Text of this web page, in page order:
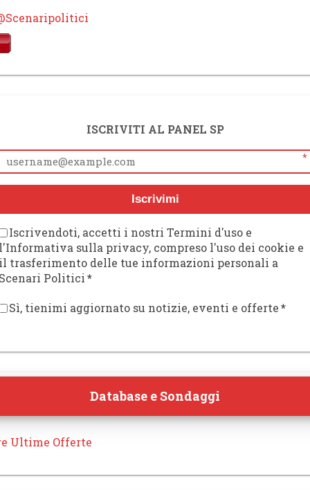
ISCRIVITI AL PANEL SP
*
Iscrivimi
Iscrivendoti, accetti i nostri Termini d'uso e
sulla privacy, compreso l'uso dei cookie e
trasferimento delle tue informazioni personali a
Politici*
Sì, tienimi aggiornato su notizie, eventi e offerte*
Database e Sondaggi
Ultime Offerte